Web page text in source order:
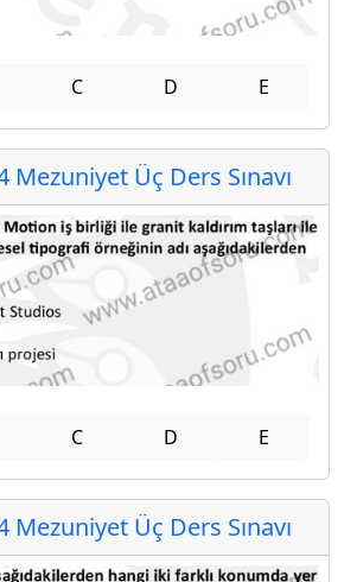
C D E
Mezuniyet Üç Ders Sınavı
C D E
Mezuniyet Üç Ders Sınavı